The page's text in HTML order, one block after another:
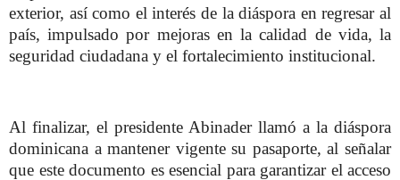
exterior, así como el interés de la diáspora en regresar al
país, impulsado por mejoras en la calidad de vida, la
seguridad ciudadana y el fortalecimiento institucional.
Al finalizar, el presidente Abinader llamó a la diáspora
dominicana a mantener vigente su pasaporte, al señalar
que este documento es esencial para garantizar el acceso